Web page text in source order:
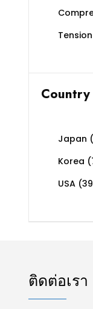
Tension
Japan
Korea
USA
ติดต่อเรา